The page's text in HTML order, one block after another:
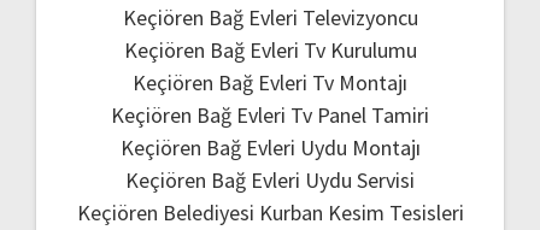
Keçiören Bağ Evleri Televizyoncu
Keçiören Bağ Evleri Tv Kurulumu
Keçiören Bağ Evleri Tv Montajı
Keçiören Bağ Evleri Tv Panel Tamiri
Keçiören Bağ Evleri Uydu Montajı
Keçiören Bağ Evleri Uydu Servisi
Keçiören Belediyesi Kurban Kesim Tesisleri